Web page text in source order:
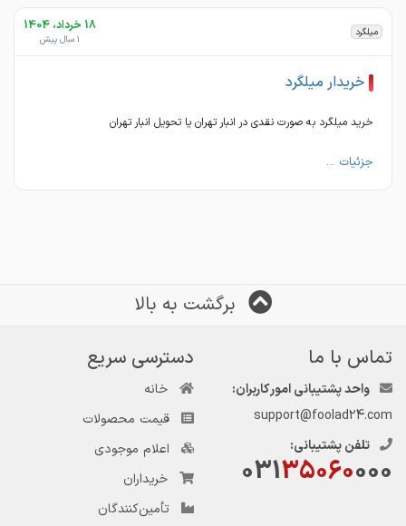
میلگرد 18 خرداد، 1404
1 سال پیش
خریدار میلگرد
خرید میلگرد به صورت نقدی در انبار تهران یا تحویل انبار تهران
جزئیات ...
برگشت به بالا
تماس با ما
واحد پشتیبانی امور کاربران:
support@foolad24.com
تلفن پشتیبانی:
03135060000
دسترسی سریع
خانه
قیمت محصولات
اعلام موجودی
خریداران
تأمین‌کنندگان